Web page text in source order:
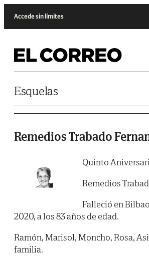
Accede sin límites
Esquelas
Remedios Trabado
Quinto
Remedios
Falleció en
2020, a los 83 años de edad.
Ramón, Marisol, Moncho, Rosa,
familia.